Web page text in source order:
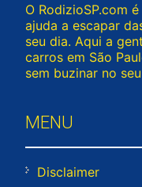
O RodizioSP.com
ajuda a escapar
seu dia. Aqui a
carros em São
sem buzinar no
MENU
Disclaimer